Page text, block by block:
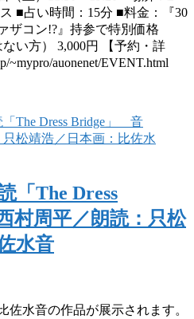
■占い時間：15分 ■料金：『30
ザコン!?』持参で特別価格
い方） 3,000円 【予約・詳
~mypro/auonenet/EVENT.html
「The Dress
周平／朗読：只松
水音
佐水音の作品が展示されます。